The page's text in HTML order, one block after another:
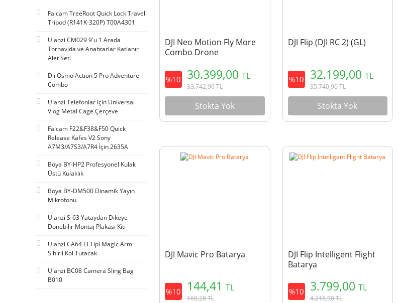
Falcam TreeRoot Quick Lock Travel
Tripod (R141K-320P) T00A4301
Ulanzi CM029 9'u 1 Arada
Tornavida ve Anahtarlar Katlanır
Alet Seti
Dji Osmo Action 5 Pro Adventure
Combo
Ulanzi Telefonlar İçin Universal
Vlog Metal Cage Çerçeve
Falcam F22&F38&F50 Quick
Release Kafes V2 Sony
A7M3/A7S3/A7R4 İçin 2635A
Boya BY-HP2 Profesyonel Kulak
Üstü Kulaklık
Boya BY-DM500 Dinamik Yayın
Mikrofonu
Ulanzi S-63 Yataydan Dikeye
Dönebilir Montaj Plakası Kiti
Ulanzi CA64 El Tipi Magic Arm
Sihirli Kol Tutacak
Ulanzi BC08 Camera Sling Bag
B010
DJI Neo Motion Fly More
Combo Drone
%10 30.399,00 TL
33.742,90TL
Stokta Yok
DJI Flip (DJI RC 2) (GL)
%10 32.199,00 TL
35.740,90TL
Stokta Yok
DJI Mavic Pro Batarya
%10 144,41 TL
160,28TL
DJI Flip Intelligent Flight
Batarya
%10 3.799,00 TL
4.216,90TL